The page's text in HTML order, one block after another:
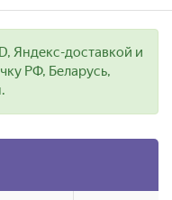
Яндекс-доставкой и
РФ, Беларусь,